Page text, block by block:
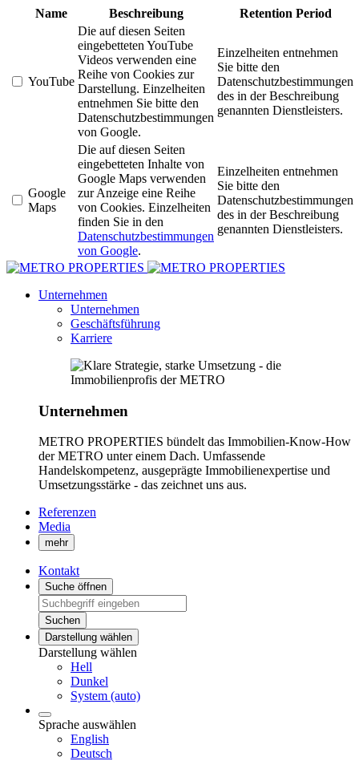
Name Beschreibung Retention Period
YouTube
Die auf diesen Seiten
eingebetteten YouTube
Videos verwenden eine
Reihe von Cookies zur
Darstellung. Einzelheiten
entnehmen Sie bitte den
Datenschutzbestimmungen
von Google.
Einzelheiten entnehmen
Sie bitte den
Datenschutzbestimmungen
des in der Beschreibung
genannten Dienstleisters.
Google
Maps
Die auf diesen Seiten
eingebetteten Inhalte von
Google Maps verwenden
zur Anzeige eine Reihe
von Cookies. Einzelheiten
finden Sie in den
Datenschutzbestimmungen
von Google.
Einzelheiten entnehmen
Sie bitte den
Datenschutzbestimmungen
des in der Beschreibung
genannten Dienstleisters.
Unternehmen
Unternehmen
Geschäftsführung
Karriere
Unternehmen
METRO PROPERTIES bündelt das Immobilien-Know-How
der METRO unter einem Dach. Umfassende
Handelskompetenz, ausgeprägte Immobilienexpertise und
Umsetzungsstärke - das zeichnet uns aus.
Referenzen
Media
mehr
Kontakt
Suche öffnen
Suchen
Darstellung wählen
Darstellung wählen
Hell
Dunkel
System (auto)
Sprache auswählen
English
Deutsch